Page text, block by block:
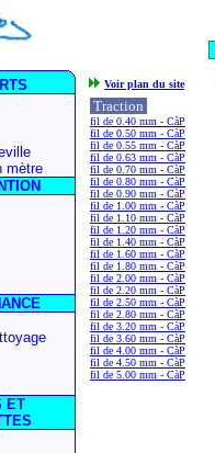
Voir plan du site
Traction
fil de 0.40 mm - CàP
fil de 0.50 mm - CàP
fil de 0.55 mm - CàP
fil de 0.63 mm - CàP
fil de 0.70 mm - CàP
fil de 0.80 mm - CàP
fil de 0.90 mm - CàP
fil de 1.00 mm - CàP
fil de 1.10 mm - CàP
fil de 1.20 mm - CàP
fil de 1.40 mm - CàP
fil de 1.60 mm - CàP
fil de 1.80 mm - CàP
fil de 2.00 mm - CàP
fil de 2.20 mm - CàP
fil de 2.50 mm - CàP
fil de 2.80 mm - CàP
fil de 3.20 mm - CàP
fil de 3.60 mm - CàP
fil de 4.00 mm - CàP
fil de 4.50 mm - CàP
fil de 5.00 mm - CàP